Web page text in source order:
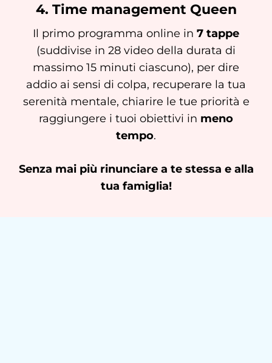
4. Time management Queen
Il primo programma online in 7 tappe
(suddivise in 28 video della durata di
massimo 15 minuti ciascuno), per dire
addio ai sensi di colpa, recuperare la tua
serenità mentale, chiarire le tue priorità e
raggiungere i tuoi obiettivi in meno
tempo.
Senza mai più rinunciare a te stessa e alla
tua famiglia!